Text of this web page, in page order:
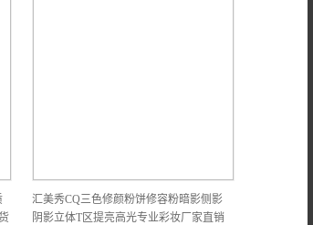
汇美秀CQ三色修颜粉饼修容粉暗影侧影
阴影立体T区提亮高光专业彩妆厂家直销